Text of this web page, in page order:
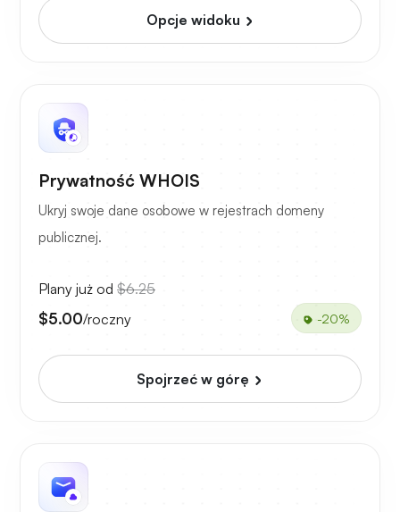
Opcje widoku
Prywatność WHOIS
Ukryj swoje dane osobowe w rejestrach domeny
publicznej.
Plany już od $6.25
$5.00/roczny -20%
Spojrzeć w górę